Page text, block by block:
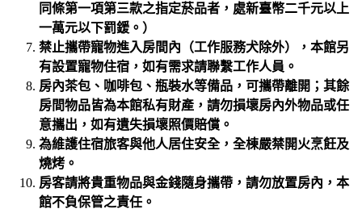
同條第一項第三款之指定菸品者，處新臺幣二千元以上
一萬元以下罰鍰。）
禁止攜帶寵物進入房間內（工作服務犬除外），本館另
有設置寵物住宿，如有需求請聯繫工作人員。
房內茶包、咖啡包、瓶裝水等備品，可攜帶離開；其餘
房間物品皆為本館私有財產，請勿損壞房內外物品或任
意攜出，如有遺失損壞照價賠償。
為維護住宿旅客與他人居住安全，全棟嚴禁開火烹飪及
燒烤。
房客請將貴重物品與金錢隨身攜帶，請勿放置房內，本
館不負保管之責任。